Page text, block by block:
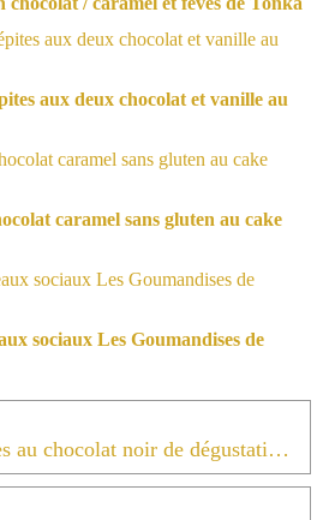
aux deux chocolat et vanille au
caramel sans gluten au cake
sociaux Les Goumandises de
Madeleines espagnoles au chocolat noir de dégustation équitable à 4 mains .